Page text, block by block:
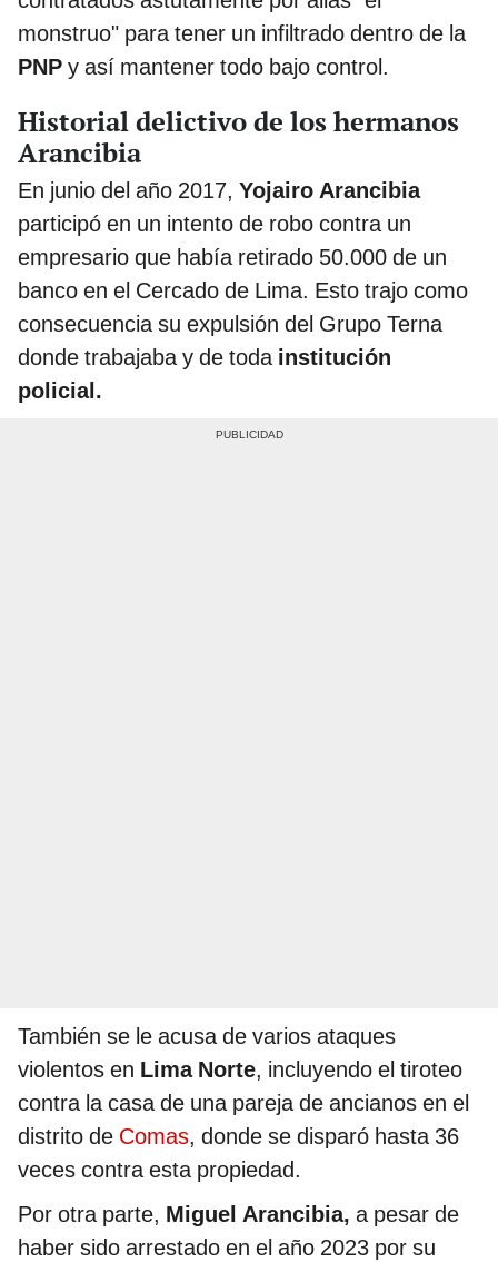
monstruo" para tener un infiltrado dentro de la
PNP y así mantener todo bajo control.
Historial delictivo de los hermanos
Arancibia
En junio del año 2017, Yojairo Arancibia
participó en un intento de robo contra un
empresario que había retirado 50.000 de un
banco en el Cercado de Lima. Esto trajo como
consecuencia su expulsión del Grupo Terna
donde trabajaba y de toda institución
policial.
También se le acusa de varios ataques
violentos en Lima Norte, incluyendo el tiroteo
contra la casa de una pareja de ancianos en el
distrito de Comas, donde se disparó hasta 36
veces contra esta propiedad.
Por otra parte, Miguel Arancibia, a pesar de
haber sido arrestado en el año 2023 por su